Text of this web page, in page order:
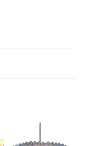
ORREFORS SUÈDE, 1950